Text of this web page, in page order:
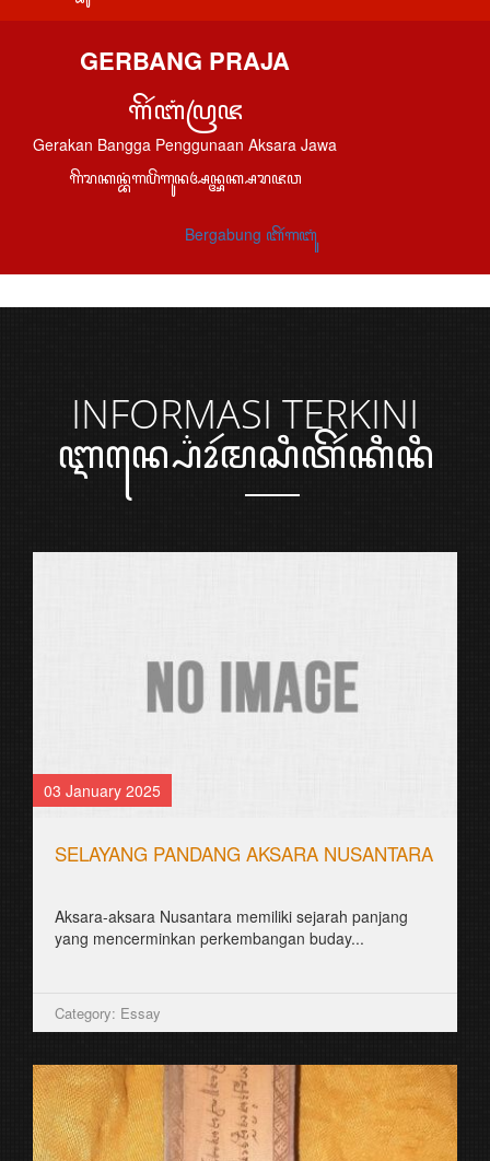
GERBANG PRAJA
ꦒꦼꦂꦧꦁꦥꦿꦗ
Gerakan Bangga Penggunaan Aksara Jawa
ꦒꦼꦫꦏꦤ꧀ꦧꦁꦒꦥꦼꦁꦒꦸꦤꦄꦤ꧀ꦄꦏ꧀ꦱꦫꦗꦮ
Bergabung ꦧꦼꦂꦒꦧꦸꦁ
INFORMASI TERKINI
ꦆꦤ꧀ꦥ꦳ꦺꦴꦂꦩꦱꦶꦠꦼꦂꦏꦶꦤꦶ
03 January 2025
SELAYANG PANDANG AKSARA NUSANTARA
Aksara-aksara Nusantara memiliki sejarah panjang
yang mencerminkan perkembangan buday...
Category: Essay